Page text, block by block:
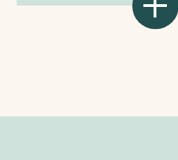
Ta alltid med alt
appelsinskall og